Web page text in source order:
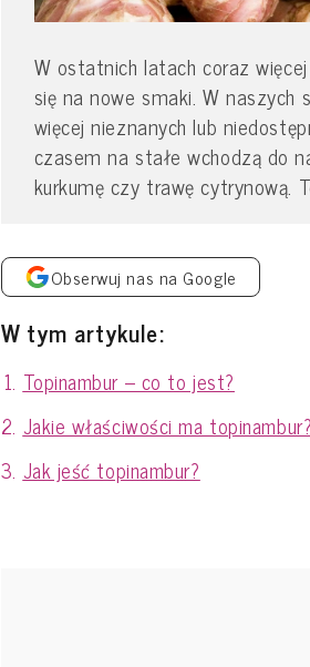
W ostatnich latach coraz
się na nowe smaki. W naszych
więcej nieznanych lub
czasem na stałe wchodzą do
kurkumę czy trawę cytrynową.
Obserwuj nas na Google
W tym artykule:
Topinambur – co to jest?
Jakie właściwości ma topinambur?
Jak jeść topinambur?